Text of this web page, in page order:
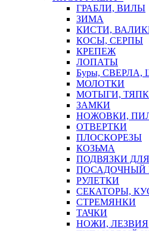
ГРАБЛИ, ВИЛЫ
ЗИМА
КИСТИ,
КОСЫ, СЕРПЫ
КРЕПЕЖ
ЛОПАТЫ
Буры, СВЕРЛА,
МОЛОТКИ
МОТЫГИ,
ЗАМКИ
НОЖОВКИ,
ОТВЕРТКИ
ПЛОСКОРЕЗЫ
КОЗЬМА
ПОДВЯЗКИ
ПОСАДОЧНЫЙ
РУЛЕТКИ
СЕКАТОРЫ,
СТРЕМЯНКИ
ТАЧКИ
НОЖИ, ЛЕЗВИЯ